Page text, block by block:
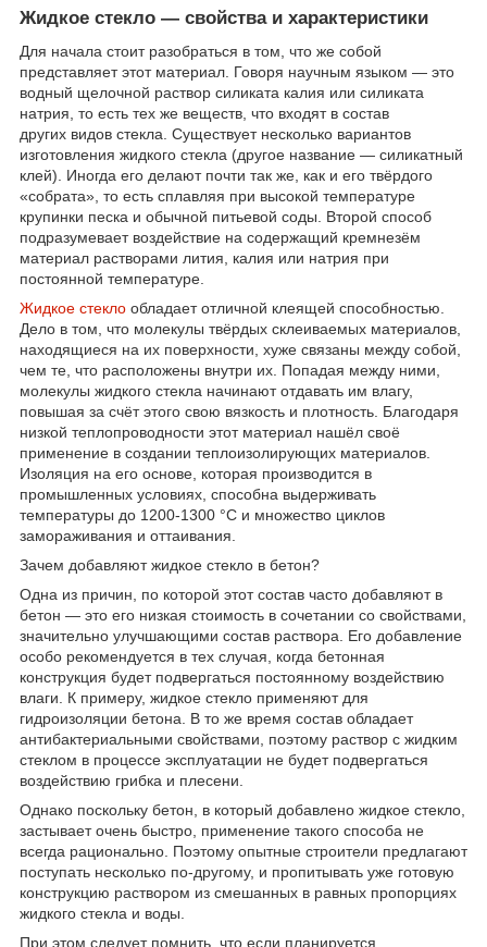
Жидкое стекло — свойства и характеристики
Для начала стоит разобраться в том, что же собой
представляет этот материал. Говоря научным языком — это
водный щелочной раствор силиката калия или силиката
натрия, то есть тех же веществ, что входят в состав
других видов стекла. Существует несколько вариантов
изготовления жидкого стекла (другое название — силикатный
клей). Иногда его делают почти так же, как и его твёрдого
«собрата», то есть сплавляя при высокой температуре
крупинки песка и обычной питьевой соды. Второй способ
подразумевает воздействие на содержащий кремнезём
материал растворами лития, калия или натрия при
постоянной температуре.
Жидкое стекло обладает отличной клеящей способностью.
Дело в том, что молекулы твёрдых склеиваемых материалов,
находящиеся на их поверхности, хуже связаны между собой,
чем те, что расположены внутри их. Попадая между ними,
молекулы жидкого стекла начинают отдавать им влагу,
повышая за счёт этого свою вязкость и плотность. Благодаря
низкой теплопроводности этот материал нашёл своё
применение в создании теплоизолирующих материалов.
Изоляция на его основе, которая производится в
промышленных условиях, способна выдерживать
температуры до 1200-1300 °С и множество циклов
замораживания и оттаивания.
Зачем добавляют жидкое стекло в бетон?
Одна из причин, по которой этот состав часто добавляют в
бетон — это его низкая стоимость в сочетании со свойствами,
значительно улучшающими состав раствора. Его добавление
особо рекомендуется в тех случая, когда бетонная
конструкция будет подвергаться постоянному воздействию
влаги. К примеру, жидкое стекло применяют для
гидроизоляции бетона. В то же время состав обладает
антибактериальными свойствами, поэтому раствор с жидким
стеклом в процессе эксплуатации не будет подвергаться
воздействию грибка и плесени.
Однако поскольку бетон, в который добавлено жидкое стекло,
застывает очень быстро, применение такого способа не
всегда рационально. Поэтому опытные строители предлагают
поступать несколько по-другому, и пропитывать уже готовую
конструкцию раствором из смешанных в равных пропорциях
жидкого стекла и воды.
При этом следует помнить, что если планируется